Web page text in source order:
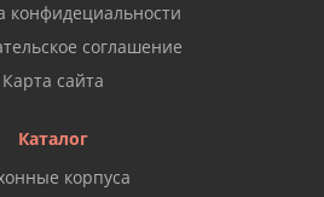
конфидециальности
соглашение
Карта сайта
Каталог
корпуса